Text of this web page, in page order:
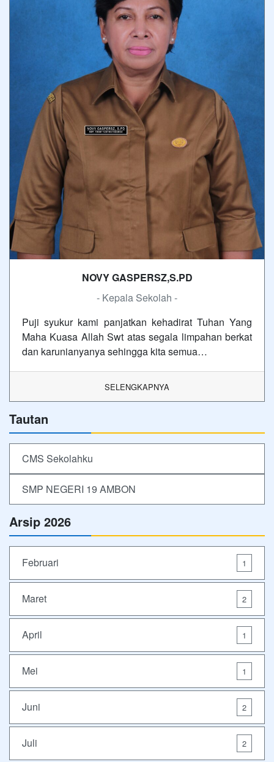
NOVY GASPERSZ,S.PD
- Kepala Sekolah -
Puji syukur kami panjatkan kehadirat Tuhan Yang
Maha Kuasa Allah Swt atas segala limpahan berkat
dan karunianyanya sehingga kita semua…
SELENGKAPNYA
Tautan
CMS Sekolahku
SMP NEGERI 19 AMBON
Arsip 2026
Februari 1
Maret 2
April 1
Mei 1
Juni 2
Juli 2